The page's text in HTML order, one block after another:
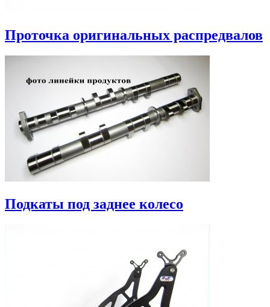
Проточка оригинальных распредвалов
Подкаты под заднее колесо